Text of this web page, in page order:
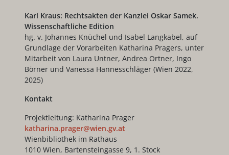
Karl Kraus: Rechtsakten der Kanzlei Oskar Samek.
Wissenschaftliche Edition
hg. v. Johannes Knüchel und Isabel Langkabel, auf
Grundlage der Vorarbeiten Katharina Pragers, unter
Mitarbeit von Laura Untner, Andrea Ortner, Ingo
Börner und Vanessa Hannesschläger (Wien 2022,
2025)
Kontakt
Projektleitung: Katharina Prager
katharina.prager@wien.gv.at
Wienbibliothek im Rathaus
1010 Wien, Bartensteingasse 9, 1. Stock